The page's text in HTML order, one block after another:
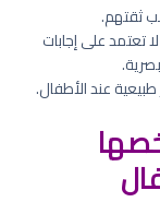
ثقتهم.
تعتمد على إجابات
طبيعية عند الأطفال.